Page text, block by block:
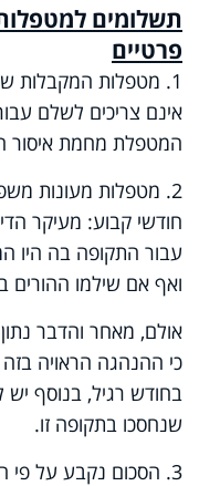
תשלומים
פרטיים
1. מטפלות המקבלות
אינם צריכים לשלם
המטפלת מחמת איסור
2. מטפלות מעונות
חודשי קבוע: מעיקר
עבור התקופה בה היו
ואף אם שילמו ההורים
אולם, מאחר והדבר
בחודש רגיל, בנוסף יש
שנחסכו בתקופה זו.
3. הסכום נקבע על פי החישוב הבא: